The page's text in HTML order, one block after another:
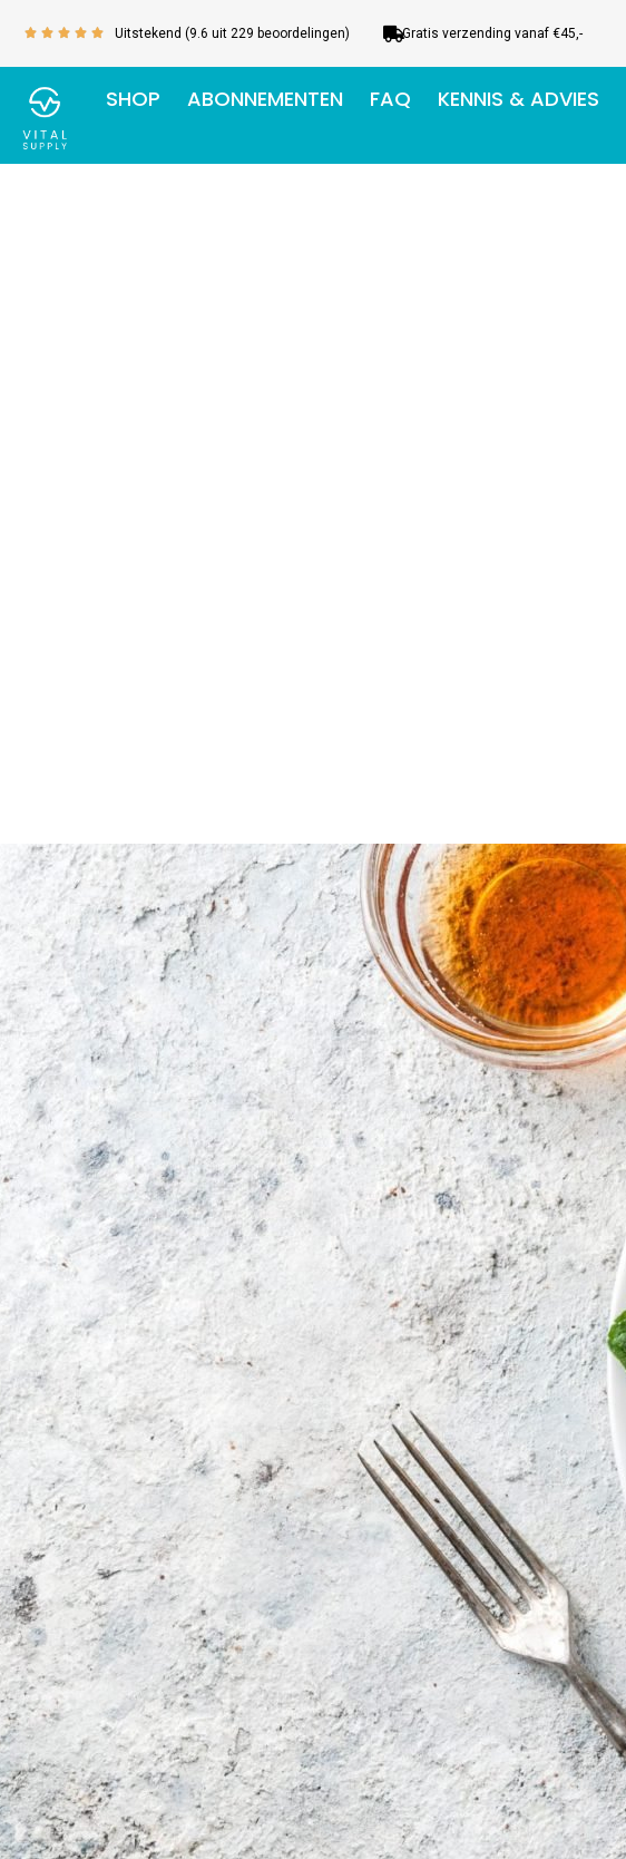
naar
de
inhoud
    Waardering
Uitstekend (9.6 uit 229 beoordelingen) Gratis verzending vanaf €45,-
SHOP ABONNEMENTEN FAQ KENNIS & ADVIES